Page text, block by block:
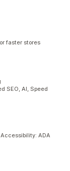
faster stores
SEO, AI, Speed
Accessibility: ADA